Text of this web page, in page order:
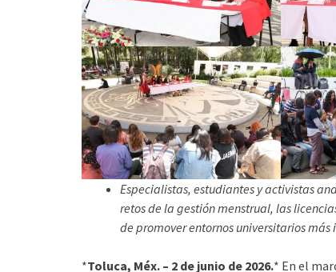
Especialistas, estudiantes y activistas
retos de la gestión menstrual, las
de promover entornos universitarios más
*Toluca, Méx. – 2 de junio de 2026.* En el